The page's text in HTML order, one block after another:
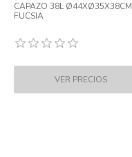
CAPAZO 38L Ø44XØ35X38CM
FUCSIA